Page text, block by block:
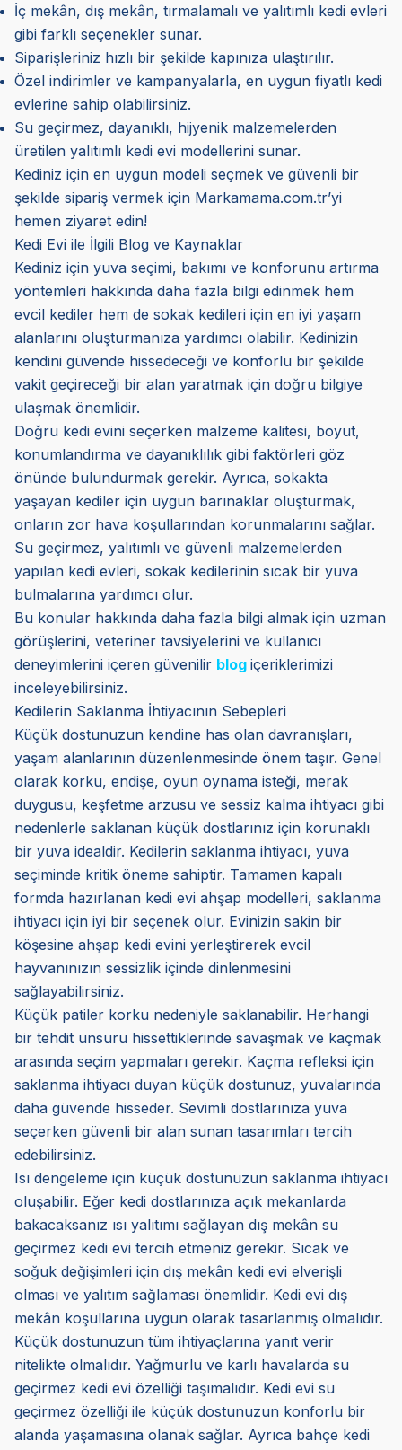
İç mekân, dış mekân, tırmalamalı ve yalıtımlı kedi evleri
gibi farklı seçenekler sunar.
Siparişleriniz hızlı bir şekilde kapınıza ulaştırılır.
Özel indirimler ve kampanyalarla, en uygun fiyatlı kedi
evlerine sahip olabilirsiniz.
Su geçirmez, dayanıklı, hijyenik malzemelerden
üretilen yalıtımlı kedi evi modellerini sunar.
Kediniz için en uygun modeli seçmek ve güvenli bir
şekilde sipariş vermek için Markamama.com.tr’yi
hemen ziyaret edin!
Kedi Evi ile İlgili Blog ve Kaynaklar
Kediniz için yuva seçimi, bakımı ve konforunu artırma
yöntemleri hakkında daha fazla bilgi edinmek hem
evcil kediler hem de sokak kedileri için en iyi yaşam
alanlarını oluşturmanıza yardımcı olabilir. Kedinizin
kendini güvende hissedeceği ve konforlu bir şekilde
vakit geçireceği bir alan yaratmak için doğru bilgiye
ulaşmak önemlidir.
Doğru kedi evini seçerken malzeme kalitesi, boyut,
konumlandırma ve dayanıklılık gibi faktörleri göz
önünde bulundurmak gerekir. Ayrıca, sokakta
yaşayan kediler için uygun barınaklar oluşturmak,
onların zor hava koşullarından korunmalarını sağlar.
Su geçirmez, yalıtımlı ve güvenli malzemelerden
yapılan kedi evleri, sokak kedilerinin sıcak bir yuva
bulmalarına yardımcı olur.
Bu konular hakkında daha fazla bilgi almak için uzman
görüşlerini, veteriner tavsiyelerini ve kullanıcı
deneyimlerini içeren güvenilir blog içeriklerimizi
inceleyebilirsiniz.
Kedilerin Saklanma İhtiyacının Sebepleri
Küçük dostunuzun kendine has olan davranışları,
yaşam alanlarının düzenlenmesinde önem taşır. Genel
olarak korku, endişe, oyun oynama isteği, merak
duygusu, keşfetme arzusu ve sessiz kalma ihtiyacı gibi
nedenlerle saklanan küçük dostlarınız için korunaklı
bir yuva idealdir. Kedilerin saklanma ihtiyacı, yuva
seçiminde kritik öneme sahiptir. Tamamen kapalı
formda hazırlanan kedi evi ahşap modelleri, saklanma
ihtiyacı için iyi bir seçenek olur. Evinizin sakin bir
köşesine ahşap kedi evini yerleştirerek evcil
hayvanınızın sessizlik içinde dinlenmesini
sağlayabilirsiniz.
Küçük patiler korku nedeniyle saklanabilir. Herhangi
bir tehdit unsuru hissettiklerinde savaşmak ve kaçmak
arasında seçim yapmaları gerekir. Kaçma refleksi için
saklanma ihtiyacı duyan küçük dostunuz, yuvalarında
daha güvende hisseder. Sevimli dostlarınıza yuva
seçerken güvenli bir alan sunan tasarımları tercih
edebilirsiniz.
Isı dengeleme için küçük dostunuzun saklanma ihtiyacı
oluşabilir. Eğer kedi dostlarınıza açık mekanlarda
bakacaksanız ısı yalıtımı sağlayan dış mekân su
geçirmez kedi evi tercih etmeniz gerekir. Sıcak ve
soğuk değişimleri için dış mekân kedi evi elverişli
olması ve yalıtım sağlaması önemlidir. Kedi evi dış
mekân koşullarına uygun olarak tasarlanmış olmalıdır.
Küçük dostunuzun tüm ihtiyaçlarına yanıt verir
nitelikte olmalıdır. Yağmurlu ve karlı havalarda su
geçirmez kedi evi özelliği taşımalıdır. Kedi evi su
geçirmez özelliği ile küçük dostunuzun konforlu bir
alanda yaşamasına olanak sağlar. Ayrıca bahçe kedi